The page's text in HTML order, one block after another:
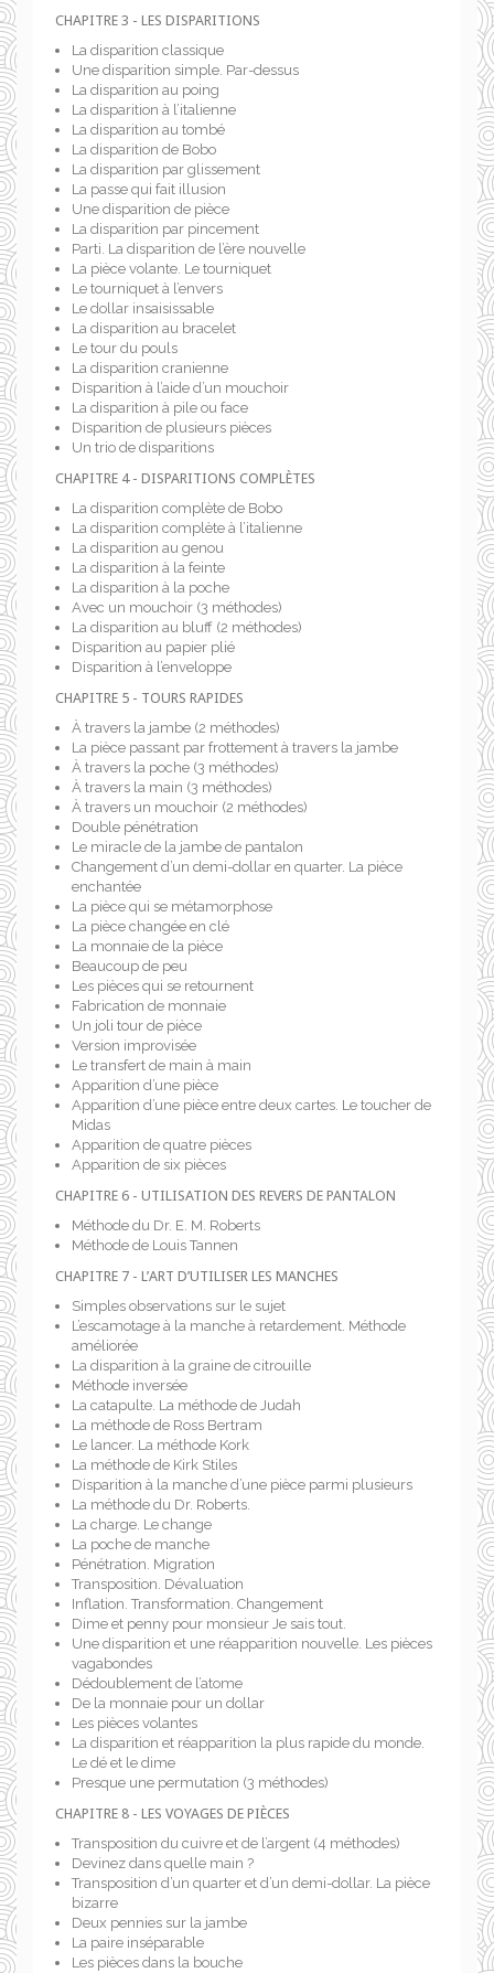
CHAPITRE 3 - LES DISPARITIONS
La disparition classique
Une disparition simple. Par-dessus
La disparition au poing
La disparition à l’italienne
La disparition au tombé
La disparition de Bobo
La disparition par glissement
La passe qui fait illusion
Une disparition de pièce
La disparition par pincement
Parti. La disparition de l’ère nouvelle
La pièce volante. Le tourniquet
Le tourniquet à l’envers
Le dollar insaisissable
La disparition au bracelet
Le tour du pouls
La disparition cranienne
Disparition à l’aide d’un mouchoir
La disparition à pile ou face
Disparition de plusieurs pièces
Un trio de disparitions
CHAPITRE 4 - DISPARITIONS COMPLÈTES
La disparition complète de Bobo
La disparition complète à l’italienne
La disparition au genou
La disparition à la feinte
La disparition à la poche
Avec un mouchoir (3 méthodes)
La disparition au bluff (2 méthodes)
Disparition au papier plié
Disparition à l’enveloppe
CHAPITRE 5 - TOURS RAPIDES
À travers la jambe (2 méthodes)
La pièce passant par frottement à travers la jambe
À travers la poche (3 méthodes)
À travers la main (3 méthodes)
À travers un mouchoir (2 méthodes)
Double pénétration
Le miracle de la jambe de pantalon
Changement d’un demi-dollar en quarter. La pièce
enchantée
La pièce qui se métamorphose
La pièce changée en clé
La monnaie de la pièce
Beaucoup de peu
Les pièces qui se retournent
Fabrication de monnaie
Un joli tour de pièce
Version improvisée
Le transfert de main à main
Apparition d’une pièce
Apparition d’une pièce entre deux cartes. Le toucher de
Midas
Apparition de quatre pièces
Apparition de six pièces
CHAPITRE 6 - UTILISATION DES REVERS DE PANTALON
Méthode du Dr. E. M. Roberts
Méthode de Louis Tannen
CHAPITRE 7 - L’ART D’UTILISER LES MANCHES
Simples observations sur le sujet
L’escamotage à la manche à retardement. Méthode
améliorée
La disparition à la graine de citrouille
Méthode inversée
La catapulte. La méthode de Judah
La méthode de Ross Bertram
Le lancer. La méthode Kork
La méthode de Kirk Stiles
Disparition à la manche d’une pièce parmi plusieurs
La méthode du Dr. Roberts.
La charge. Le change
La poche de manche
Pénétration. Migration
Transposition. Dévaluation
Inflation. Transformation. Changement
Dime et penny pour monsieur Je sais tout.
Une disparition et une réapparition nouvelle. Les pièces
vagabondes
Dédoublement de l’atome
De la monnaie pour un dollar
Les pièces volantes
La disparition et réapparition la plus rapide du monde.
Le dé et le dime
Presque une permutation (3 méthodes)
CHAPITRE 8 - LES VOYAGES DE PIÈCES
Transposition du cuivre et de l’argent (4 méthodes)
Devinez dans quelle main ?
Transposition d’un quarter et d’un demi-dollar. La pièce
bizarre
Deux pennies sur la jambe
La paire inséparable
Les pièces dans la bouche